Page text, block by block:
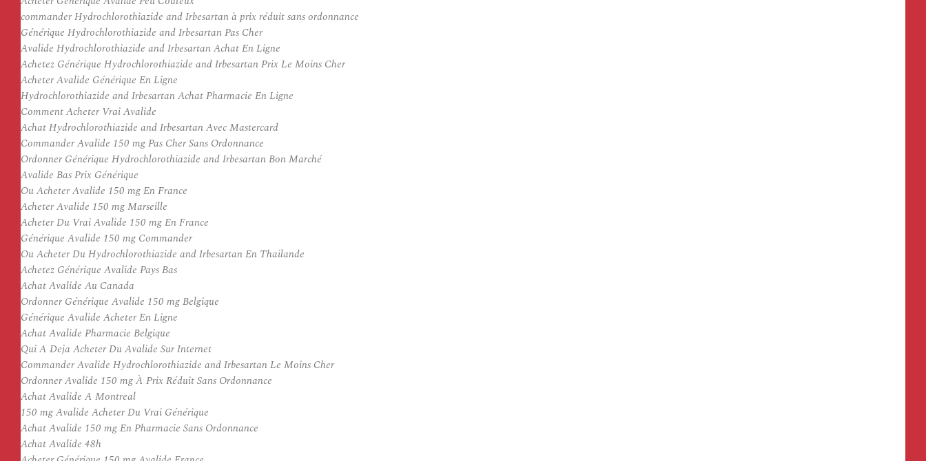
commander Hydrochlorothiazide and Irbesartan à prix réduit sans ordonnance
Générique Hydrochlorothiazide and Irbesartan Pas Cher
Avalide Hydrochlorothiazide and Irbesartan Achat En Ligne
Achetez Générique Hydrochlorothiazide and Irbesartan Prix Le Moins Cher
Acheter Avalide Générique En Ligne
Hydrochlorothiazide and Irbesartan Achat Pharmacie En Ligne
Comment Acheter Vrai Avalide
Achat Hydrochlorothiazide and Irbesartan Avec Mastercard
Commander Avalide 150 mg Pas Cher Sans Ordonnance
Ordonner Générique Hydrochlorothiazide and Irbesartan Bon Marché
Avalide Bas Prix Générique
Ou Acheter Avalide 150 mg En France
Acheter Avalide 150 mg Marseille
Acheter Du Vrai Avalide 150 mg En France
Générique Avalide 150 mg Commander
Ou Acheter Du Hydrochlorothiazide and Irbesartan En Thailande
Achetez Générique Avalide Pays Bas
Achat Avalide Au Canada
Ordonner Générique Avalide 150 mg Belgique
Générique Avalide Acheter En Ligne
Achat Avalide Pharmacie Belgique
Qui A Deja Acheter Du Avalide Sur Internet
Commander Avalide Hydrochlorothiazide and Irbesartan Le Moins Cher
Ordonner Avalide 150 mg À Prix Réduit Sans Ordonnance
Achat Avalide A Montreal
150 mg Avalide Acheter Du Vrai Générique
Achat Avalide 150 mg En Pharmacie Sans Ordonnance
Achat Avalide 48h